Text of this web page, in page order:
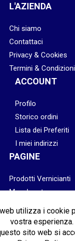
L'AZIENDA
Chi siamo
Contattaci
Privacy & Cookies
Termini & Condizioni
ACCOUNT
Profilo
Storico ordini
Lista dei Preferiti
I miei indirizzi
PAGINE
Prodotti Vernicianti
Mascheratura
Abrasivi
Lucidatura & Finitura
utilizza i cookie
vostra esperienza.
sito web si